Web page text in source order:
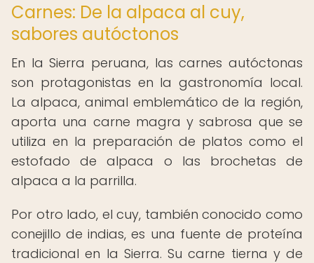
Carnes: De la alpaca al cuy,
sabores autóctonos
En la Sierra peruana, las carnes autóctonas
son protagonistas en la gastronomía local.
La alpaca, animal emblemático de la región,
aporta una carne magra y sabrosa que se
utiliza en la preparación de platos como el
estofado de alpaca o las brochetas de
alpaca a la parrilla.
Por otro lado, el cuy, también conocido como
conejillo de indias, es una fuente de proteína
tradicional en la Sierra. Su carne tierna y de